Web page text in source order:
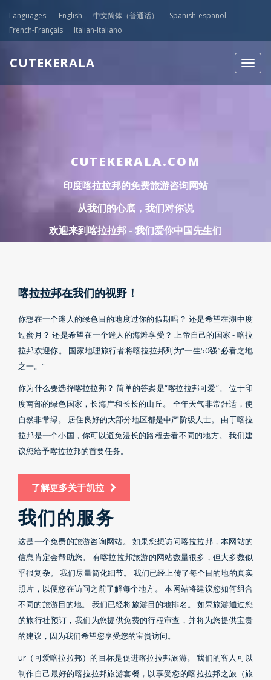
Languages: English 中文简体（普通话）
Spanish-español
French-Français
Italian-Italiano
CUTEKERALA
CUTEKERALA.COM
印度喀拉拉邦的免费旅游咨询网站
从我们的心底，我们对你说
欢迎来到喀拉拉邦 - 我们爱你中国先生们
喀拉拉邦在我们的视野！
你想在一个迷人的绿色目的地度过你的假期吗？ 还是希望在湖中度
过蜜月？ 还是希望在一个迷人的海滩享受？ 上帝自己的国家 - 喀拉
拉邦欢迎你。 国家地理旅行者将喀拉拉邦列为“一生50强”必看之地
之一。“
你为什么要选择喀拉拉邦？ 简单的答案是“喀拉拉邦可爱”。 位于印
度南部的绿色国家，长海岸和长长的山丘。 全年天气非常舒适，使
自然非常绿。 居住良好的大部分地区都是中产阶级人士。 由于喀拉
拉邦是一个小国，你可以避免漫长的路程去看不同的地方。 我们建
议您给予喀拉拉邦的首要任务。
了解更多关于凯拉
我们的服务
这是一个免费的旅游咨询网站。 如果您想访问喀拉拉邦，本网站的
信息肯定会帮助您。 有喀拉拉邦旅游的网站数量很多，但大多数似
乎很复杂。 我们尽量简化细节。 我们已经上传了每个目的地的真实
照片，以便您在访问之前了解每个地方。 本网站将建议您如何组合
不同的旅游目的地。 我们已经将旅游目的地排名。 如果旅游通过您
的旅行社预订，我们为您提供免费的行程审查，并将为您提供宝贵
的建议，因为我们希望您享受您的宝贵访问。
ur（可爱喀拉拉邦）的目标是促进喀拉拉邦旅游。 我们的客人可以
制作自己最好的喀拉拉邦旅游套餐，以享受您的喀拉拉邦之旅（旅